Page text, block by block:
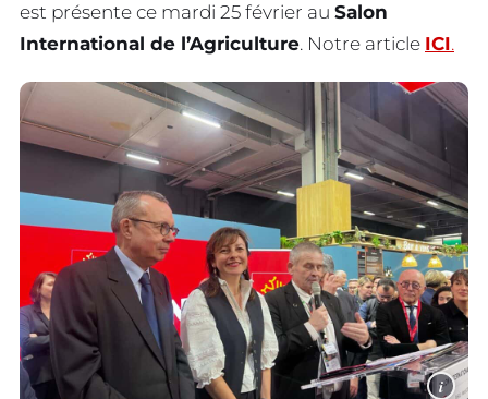
est présente ce mardi 25 février au Salon
International de l’Agriculture. Notre article ICI.
i